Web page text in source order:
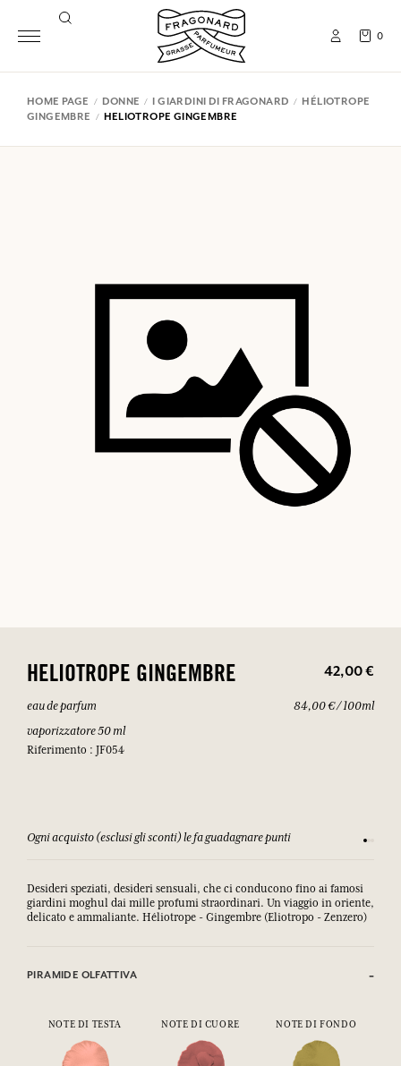
0
HOME PAGE DONNE I GIARDINI DI FRAGONARD
HÉLIOTROPE
GINGEMBRE
HELIOTROPE GINGEMBRE
HELIOTROPE GINGEMBRE 42,00 €
eau de parfum
vaporizzatore 50 ml
Riferimento : JF054
84,00 € / 100ml
Ogni acquisto (esclusi gli sconti) le fa guadagnare punti
Desideri speziati, desideri sensuali, che ci conducono fino ai famosi
giardini moghul dai mille profumi straordinari. Un viaggio in oriente,
delicato e ammaliante. Héliotrope - Gingembre (Eliotropo - Zenzero)
PIRAMIDE OLFATTIVA
NOTE DI TESTA NOTE DI CUORE NOTE DI FONDO